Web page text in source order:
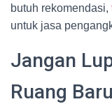
butuh rekomendasi,
untuk jasa
Jangan
Ruang Baru